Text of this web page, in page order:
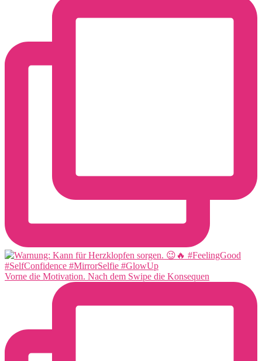
Vorne die Motivation. Nach dem Swipe die Konsequen